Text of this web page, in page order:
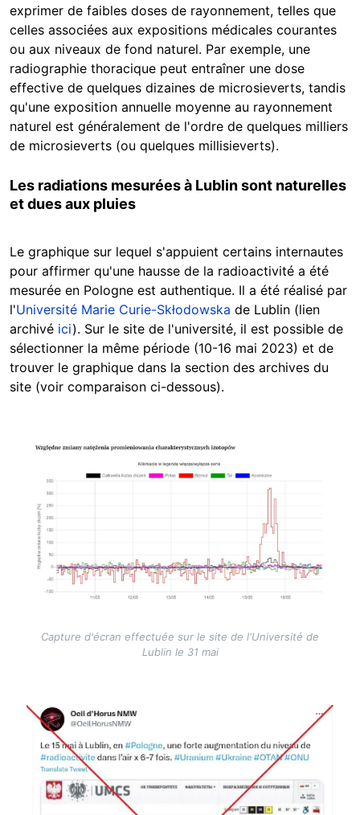
exprimer de faibles doses de rayonnement, telles que
celles associées aux expositions médicales courantes
ou aux niveaux de fond naturel. Par exemple, une
radiographie thoracique peut entraîner une dose
effective de quelques dizaines de microsieverts, tandis
qu'une exposition annuelle moyenne au rayonnement
naturel est généralement de l'ordre de quelques milliers
de microsieverts (ou quelques millisieverts).
Les radiations mesurées à Lublin sont naturelles
et dues aux pluies
Le graphique sur lequel s'appuient certains internautes
pour affirmer qu'une hausse de la radioactivité a été
mesurée en Pologne est authentique. Il a été réalisé par
l'Université Marie Curie-Skłodowska de Lublin (lien
archivé ici). Sur le site de l'université, il est possible de
sélectionner la même période (10-16 mai 2023) et de
trouver le graphique dans la section des archives du
site (voir comparaison ci-dessous).
Image
Capture d'écran effectuée sur le site de l'Université de
Lublin le 31 mai
Image